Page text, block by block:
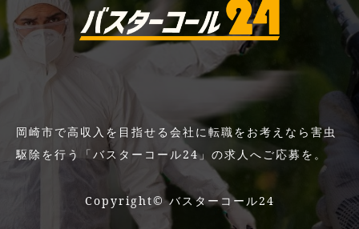
岡崎市で高収入を目指せる会社に転職をお考えなら害虫
駆除を行う「バスターコール24」の求人へご応募を。
Copyright©バスターコール24